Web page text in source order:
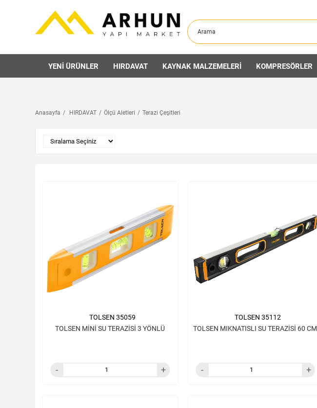
YENİ ÜRÜNLER HIRDAVAT KAYNAK MALZEMELERİ KOMPRESÖRLER
Anasayfa HIRDAVAT Ölçü Aletleri Terazi Çeşitleri
TOLSEN MİNİ SU TERAZİSİ 3 YÖNLÜ
TOLSEN 35059
TOLSEN MIKNATISLI SU TERAZİSİ 60 CM
TOLSEN 35112